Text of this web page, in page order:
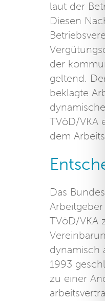
laut der
Diesen
der
geltend.
beklagte
TVöD/VKA
dem
Das
TVöD/VKA
dynamisch
1993
zu einer